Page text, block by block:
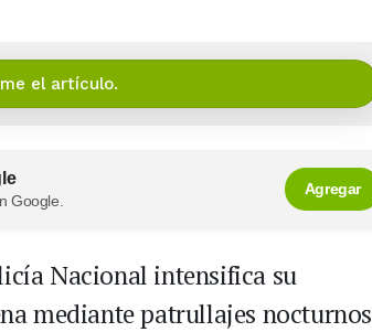
el artículo.
Google.
Agregar
Nacional intensifica su
mediante patrullajes nocturnos